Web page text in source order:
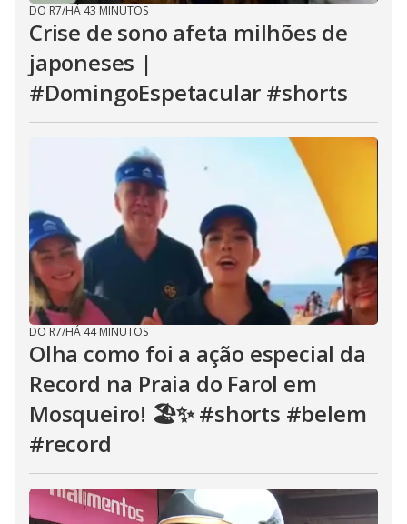
DO R7/HÁ 43 MINUTOS
Crise de sono afeta milhões de
japoneses |
#DomingoEspetacular #shorts
DO R7/HÁ 44 MINUTOS
Olha como foi a ação especial da
Record na Praia do Farol em
Mosqueiro! 🏖️✨ #shorts #belem
#record